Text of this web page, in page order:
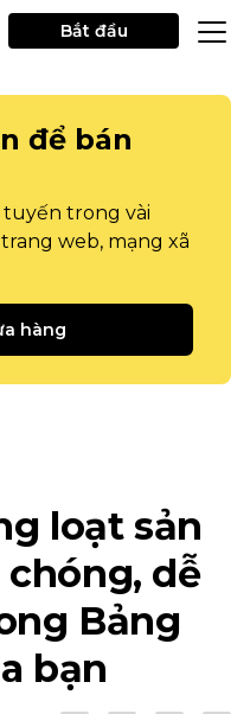
Bắt đầu
để bán
trong vài
web, mạng xã
hàng
loạt sản
dễ
Bảng
bạn